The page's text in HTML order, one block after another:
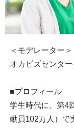
＜モデレーター＞
オカビズセンタ
■プロフィール
学生時代に、第4
動員102万人）で